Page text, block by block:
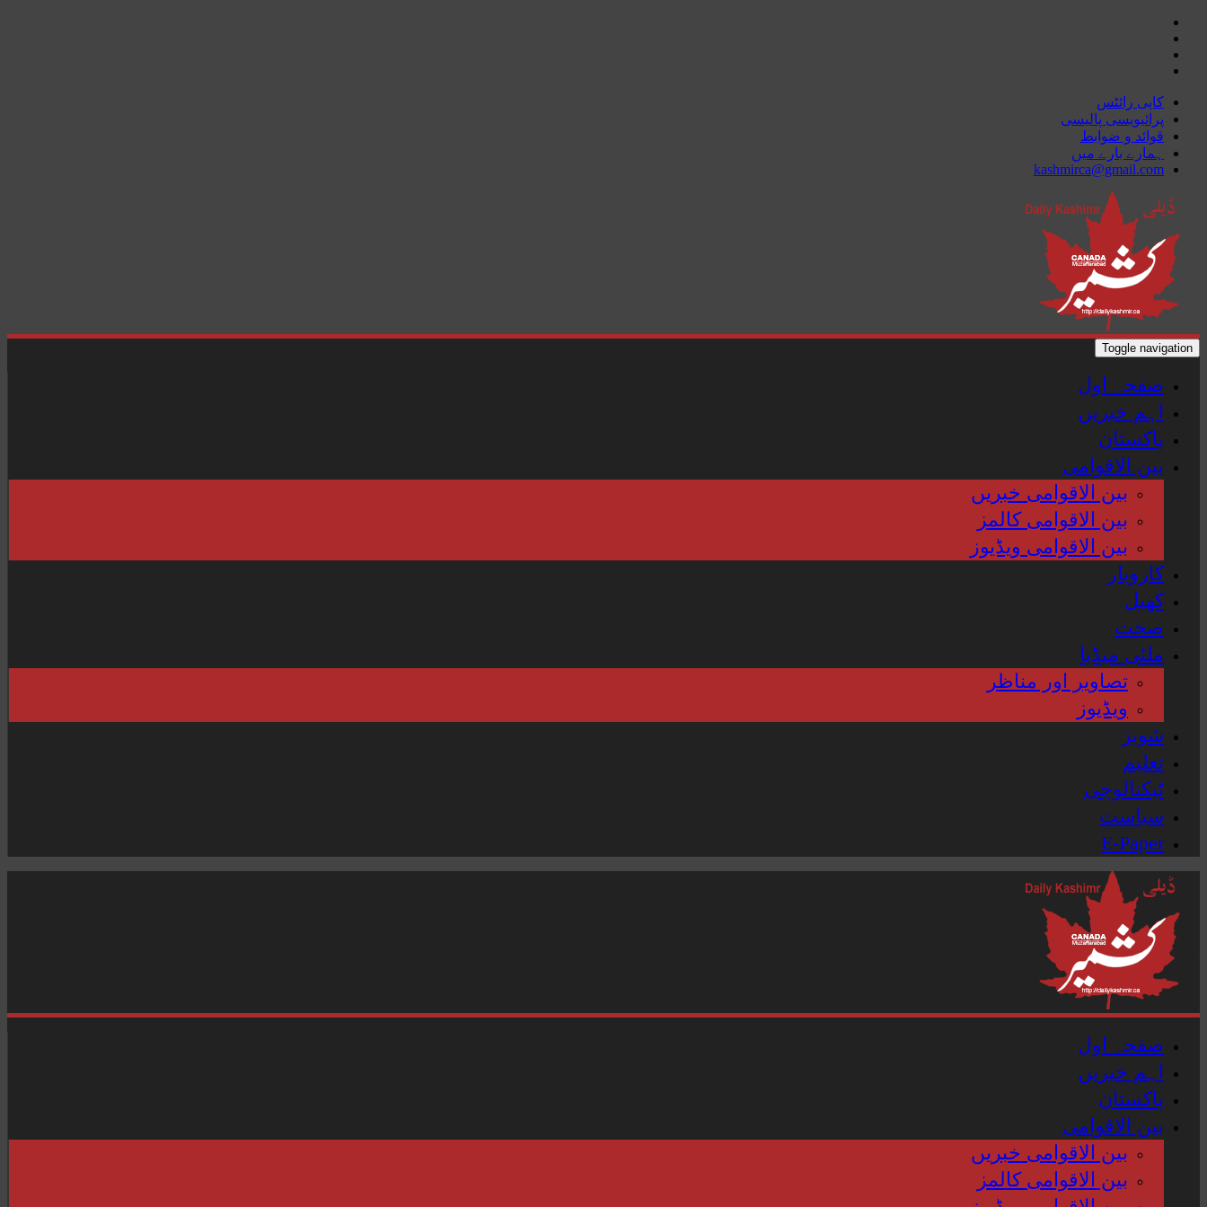
Skip
content
کاپی رائٹس
پرائیویسی پالیسی
قوائد و ضوابط
ہمارے بارے میں
kashmirca@gmail.com
Toggle navigation
صفحہ اول
اہم خبریں
پاکستان
بین الاقوامی
بین الاقوامی خبریں
بین الاقوامی کالمز
بین الاقوامی ویڈیوز
کاروبار
کھیل
صحت
ملٹی میڈیا
تصاویر اور مناظر
ویڈیوز
شوبز
تعلیم
ٹیکنالوجی
سیاست
E-Paper
صفحہ اول
اہم خبریں
پاکستان
بین الاقوامی
بین الاقوامی خبریں
بین الاقوامی کالمز